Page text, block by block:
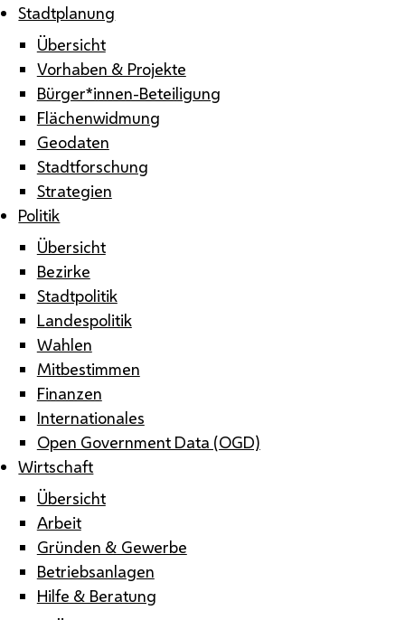
Stadtplanung
Übersicht
Vorhaben & Projekte
Bürger*innen-Beteiligung
Flächenwidmung
Geodaten
Stadtforschung
Strategien
Politik
Übersicht
Bezirke
Stadtpolitik
Landespolitik
Wahlen
Mitbestimmen
Finanzen
Internationales
Open Government Data (OGD)
Wirtschaft
Übersicht
Arbeit
Gründen & Gewerbe
Betriebsanlagen
Hilfe & Beratung